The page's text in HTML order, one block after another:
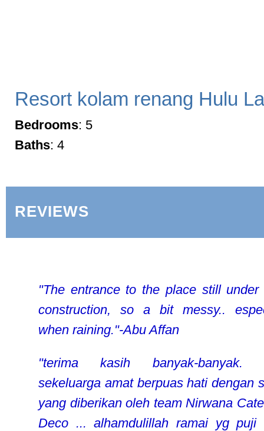
Resort kolam renang Hulu
Bedrooms: 5
Baths: 4
REVIEWS
"The entrance to the place still under
construction, so a bit messy..
when raining."-Abu Affan
"terima kasih banyak-banyak.
sekeluarga amat berpuas hati dengan
yang diberikan oleh team Nirwana
Deco ... alhamdulillah ramai yg puji